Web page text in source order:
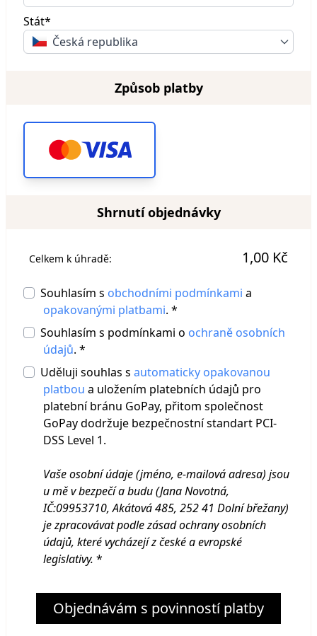
Stát*
Česká republika
Způsob platby
Shrnutí objednávky
Celkem k úhradě: 1,00 Kč
Souhlasím s obchodními podmínkami a
opakovanými platbami. *
Souhlasím s podmínkami o ochraně osobních
údajů. *
Uděluji souhlas s automaticky opakovanou
platbou a uložením platebních údajů pro
platební bránu GoPay, přitom společnost
GoPay dodržuje bezpečnostní standart PCI-
DSS Level 1.
Vaše osobní údaje (jméno, e-mailová adresa) jsou
u mě v bezpečí a budu (Jana Novotná,
IČ:09953710, Akátová 485, 252 41 Dolní břežany)
je zpracovávat podle zásad ochrany osobních
údajů, které vycházejí z české a evropské
legislativy. *
Objednávám s povinností platby